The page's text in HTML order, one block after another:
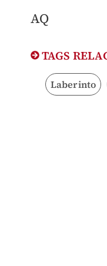
AQ
TAGS
Laberinto